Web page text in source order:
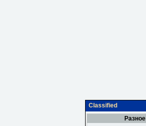
Classified
Разное